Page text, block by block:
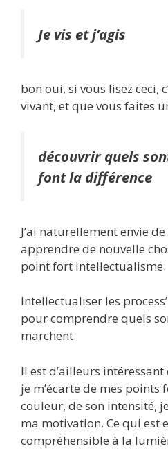
Je vis et j’agis
bon oui, si vous lisez ceci,
vivant, et que vous faites
découvrir quels
font la différence
J’ai naturellement envie
apprendre de nouvelle
point fort intellectualisme.
Intellectualiser les
pour comprendre quels
marchent.
Il est d’ailleurs
je m’écarte de mes points
couleur, de son intensité,
ma motivation. Ce qui est
compréhensible à la